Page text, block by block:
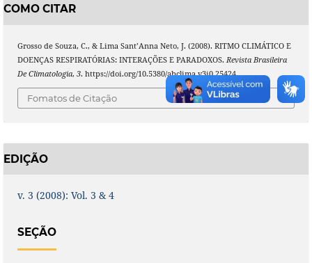
COMO CITAR
Grosso de Souza, C., & Lima Sant’Anna Neto, J. (2008). RITMO CLIMÁTICO E
DOENÇAS RESPIRATÓRIAS: INTERAÇÕES E PARADOXOS. Revista Brasileira
De Climatologia, 3. https://doi.org/10.5380/abclima.v3i0.25424
Fomatos de Citação
EDIÇÃO
v. 3 (2008): Vol. 3 & 4
SEÇÃO